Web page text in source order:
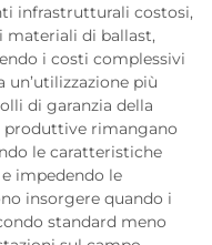
infrastrutturali costosi,
materiali di ballast,
i costi complessivi
più
di garanzia della
produttive rimangano
le caratteristiche
impedendo le
insorgere quando i
standard meno